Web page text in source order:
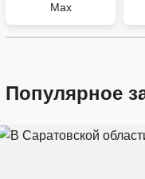
Max
Популярное